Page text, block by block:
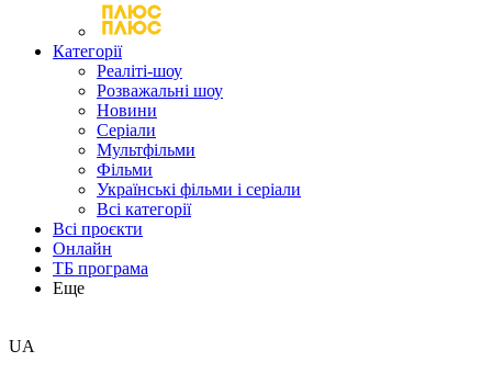
Категорії
Реаліті-шоу
Розважальні шоу
Новини
Серіали
Мультфільми
Фільми
Українські фільми і серіали
Всі категорії
Всі проєкти
Онлайн
ТБ програма
Еще
UA